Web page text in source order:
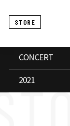
STORE
CONCERT
2021